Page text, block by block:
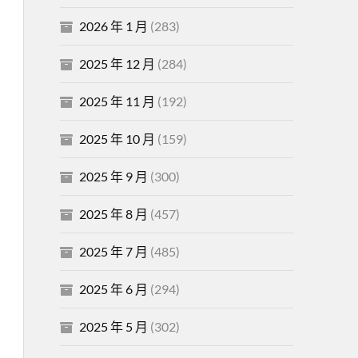
2026 年 1 月 (283)
2025 年 12 月 (284)
2025 年 11 月 (192)
2025 年 10 月 (159)
2025 年 9 月 (300)
2025 年 8 月 (457)
2025 年 7 月 (485)
2025 年 6 月 (294)
2025 年 5 月 (302)